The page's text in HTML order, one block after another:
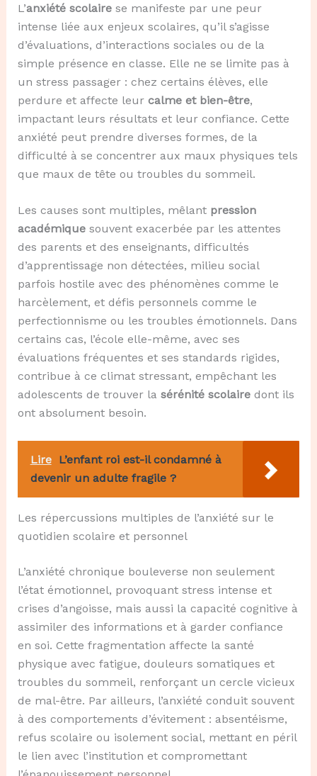
L’anxiété scolairese manifeste par une peur
intense liée aux enjeux scolaires, qu’il s’agisse
d’évaluations, d’interactions sociales ou de la
simple présence en classe. Elle ne se limite pas à
un stress passager : chez certains élèves, elle
perdure et affecte leur calme et bien-être,
impactant leurs résultats et leur confiance. Cette
anxiété peut prendre diverses formes, de la
difficulté à se concentrer aux maux physiques tels
que maux de tête ou troubles du sommeil.
Les causes sont multiples, mêlant pression
académiquesouvent exacerbée par les attentes
des parents et des enseignants, difficultés
d’apprentissage non détectées, milieu social
parfois hostile avec des phénomènes comme le
harcèlement, et défis personnels comme le
perfectionnisme ou les troubles émotionnels. Dans
certains cas, l’école elle-même, avec ses
évaluations fréquentes et ses standards rigides,
contribue à ce climat stressant, empêchant les
adolescents de trouver la sérénité scolairedont ils
ont absolument besoin.
Lire L’enfant roi est-il condamné à
devenir un adulte fragile ?
Les répercussions multiples de l’anxiété sur le
quotidien scolaire et personnel
L’anxiété chronique bouleverse non seulement
l’état émotionnel, provoquant stress intense et
crises d’angoisse, mais aussi la capacité cognitive à
assimiler des informations et à garder confiance
en soi. Cette fragmentation affecte la santé
physique avec fatigue, douleurs somatiques et
troubles du sommeil, renforçant un cercle vicieux
de mal-être. Par ailleurs, l’anxiété conduit souvent
à des comportements d’évitement : absentéisme,
refus scolaire ou isolement social, mettant en péril
le lien avec l’institution et compromettant